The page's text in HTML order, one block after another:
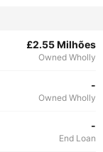
£2.55 Milhões
Owned Wholly
-
Owned Wholly
-
End Loan